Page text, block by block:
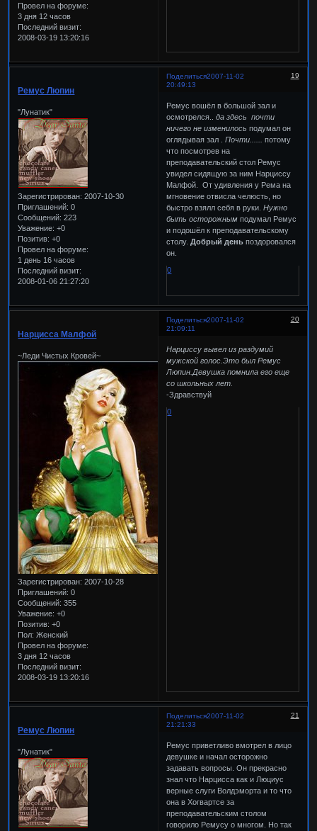
Провел на форуме:
3 дня 12 часов
Последний визит:
2008-03-19 13:20:16
Поделиться 19
2007-11-02
20:49:13
Ремус Люпин
"Лунатик"
Зарегистрирован: 2007-10-30
Приглашений: 0
Сообщений: 223
Уважение: +0
Позитив: +0
Провел на форуме:
1 день 16 часов
Последний визит:
2008-01-06 21:27:20
Ремус вошёл в большой зал и
осмотрелся..
да здесь почти
ничего не изменилосьподумал он
оглядывая зал .Почти......
потому
что посмотрев на
преподавательский стол Ремус
увидел сидящую за ним Нарциссу
Малфой. От удивления у Рема на
мгновение отвисла челюсть, но
быстро взялл себя в руки.Нужно
быть осторожным подумал Ремус
и подошёл к преподавательскому
столу.Добрый день поздоровался
он.
0
Поделиться 20
2007-11-02
21:09:11
Нарцисса Малфой
~Леди Чистых Кровей~
Зарегистрирован: 2007-10-28
Приглашений: 0
Сообщений: 355
Уважение: +0
Позитив: +0
Пол: Женский
Провел на форуме:
3 дня 12 часов
Последний визит:
2008-03-19 13:20:16
Нарциссу вывел из раздумий
мужской голос.Это был Ремус
Люпин.Девушка помнила его еще
со школьных лет.
-Здравствуй
0
Поделиться 21
2007-11-02
21:21:33
Ремус Люпин
"Лунатик"
Ремус приветливо вмотрел в лицо
девушке и начал осторожно
задавать вопросы. Он прекрасно
знал что Нарцисса как и Люциус
верные слуги Волдэморта и то что
она в Хогвартсе за
преподавательским столом
говорило Ремусу о многом. Но так